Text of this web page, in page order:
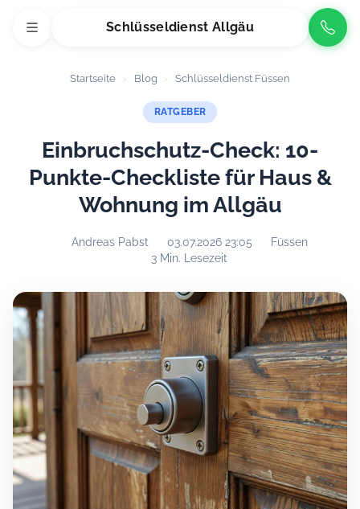
Schlüsseldienst Allgäu
Startseite › Blog › Schlüsseldienst Füssen
RATGEBER
Einbruchschutz-Check: 10-
Punkte-Checkliste für Haus &
Wohnung im Allgäu
Andreas Pabst 03.07.2026 23:05
Füssen
3 Min. Lesezeit